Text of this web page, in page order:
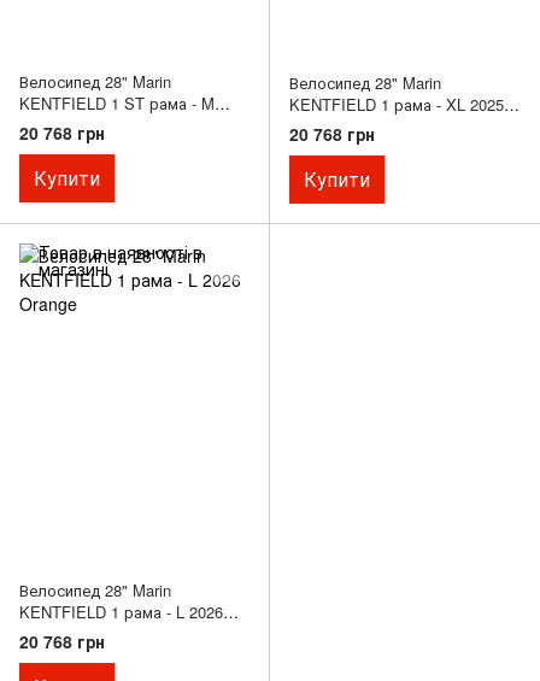
Велосипед 28" Marin
KENTFIELD 1 ST рама - M
2026 Grey
20 768 грн
Купити
Велосипед 28" Marin
KENTFIELD 1 рама - XL 2025
Gloss Black/Chrome
20 768 грн
Купити
Велосипед 28" Marin
KENTFIELD 1 рама - L 2026
Orange
20 768 грн